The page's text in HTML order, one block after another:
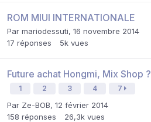
ROM MIUI INTERNATIONALE
Par mariodessuti, 16 novembre 2014
17 réponses 5k vues
Future achat Hongmi, Mix Shop ?
1 2 3 4 7
Par Ze-BOB, 12 février 2014
158 réponses 26,3k vues